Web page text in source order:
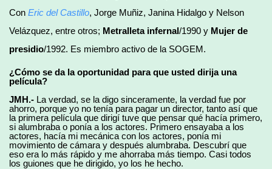
Con Eric del Castillo, Jorge Muñiz, Janina Hidalgo y Nelson
Velázquez, entre otros; Metralleta infernal/1990 y Mujer de
presidio/1992. Es miembro activo de la SOGEM.
¿Cómo se da la oportunidad para que usted dirija una
película?
JMH.- La verdad, se la digo sinceramente, la verdad fue por
ahorro, porque yo no tenía para pagar un director, tanto así que
la primera película que dirigí tuve que pensar qué hacía primero,
si alumbraba o ponía a los actores. Primero ensayaba a los
actores, hacía mi mecánica con los actores, ponía mi
movimiento de cámara y después alumbraba. Descubrí que
eso era lo más rápido y me ahorraba más tiempo. Casi todos
los guiones que he dirigido, yo los he hecho.